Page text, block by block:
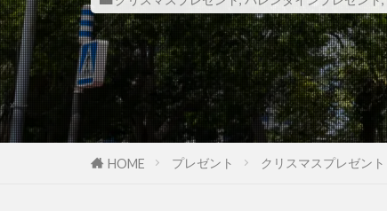
HOME プレゼント クリスマスプレゼント